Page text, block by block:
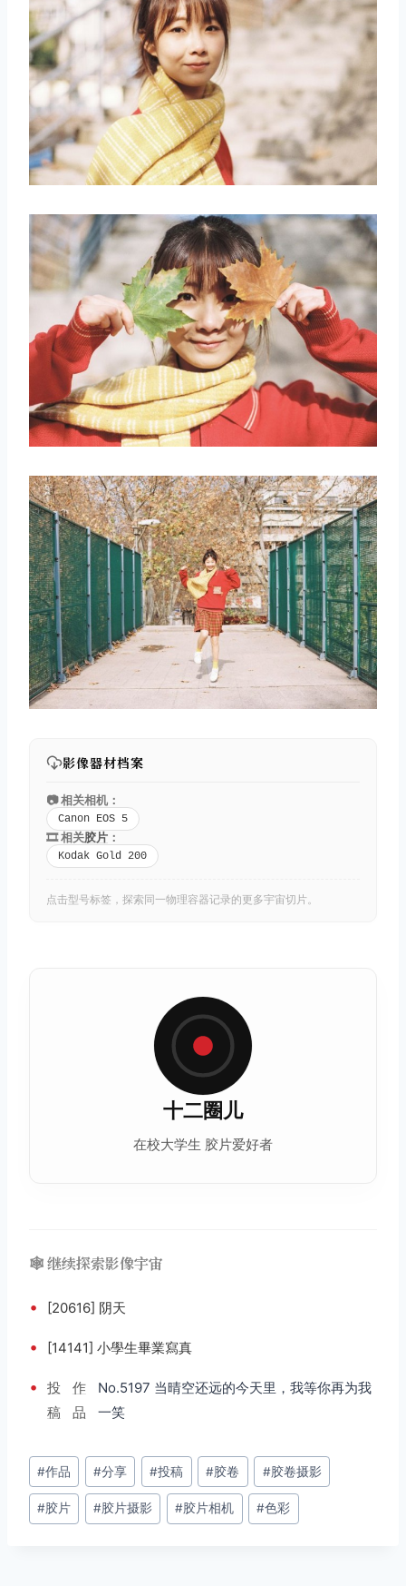
影像器材档案
📷 相关相机：
Canon EOS 5
🎞️ 相关胶片 ：
Kodak Gold 200
点击型号标签，探索同一物理容器记录的更多宇宙切片。
十二圈儿
在校大学生 胶片爱好者
🕸️ 继续探索影像宇宙
• [20616] 阴天
• [14141] 小學生畢業寫真
•
投
稿
作
品
No.5197 当晴空还远的今天里，我等你再为我
一笑
文
章
标
#作品 #分享 #投稿 #胶卷 #胶卷摄影
#胶片 #胶片摄影 #胶片相机 #色彩
取消 搜索